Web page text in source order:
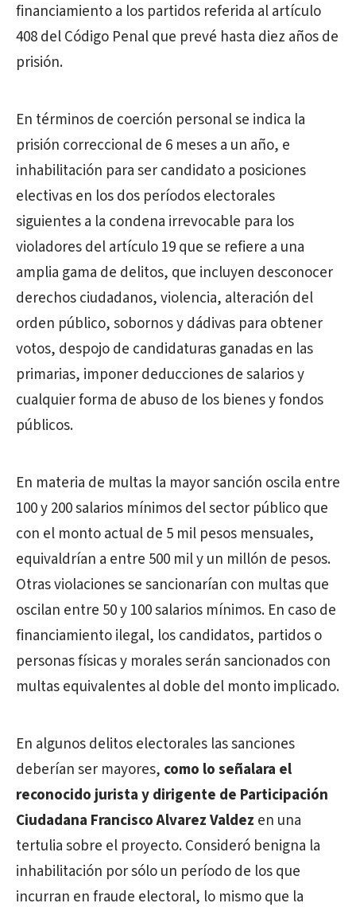
financiamiento a los partidos referida al artículo
408 del Código Penal que prevé hasta diez años de
prisión.
En términos de coerción personal se indica la
prisión correccional de 6 meses a un año, e
inhabilitación para ser candidato a posiciones
electivas en los dos períodos electorales
siguientes a la condena irrevocable para los
violadores del artículo 19 que se refiere a una
amplia gama de delitos, que incluyen desconocer
derechos ciudadanos, violencia, alteración del
orden público, sobornos y dádivas para obtener
votos, despojo de candidaturas ganadas en las
primarias, imponer deducciones de salarios y
cualquier forma de abuso de los bienes y fondos
públicos.
En materia de multas la mayor sanción oscila entre
100 y 200 salarios mínimos del sector público que
con el monto actual de 5 mil pesos mensuales,
equivaldrían a entre 500 mil y un millón de pesos.
Otras violaciones se sancionarían con multas que
oscilan entre 50 y 100 salarios mínimos. En caso de
financiamiento ilegal, los candidatos, partidos o
personas físicas y morales serán sancionados con
multas equivalentes al doble del monto implicado.
En algunos delitos electorales las sanciones
deberían ser mayores, como lo señalara el
reconocido jurista y dirigente de Participación
Ciudadana Francisco Alvarez Valdez en una
tertulia sobre el proyecto. Consideró benigna la
inhabilitación por sólo un período de los que
incurran en fraude electoral, lo mismo que la